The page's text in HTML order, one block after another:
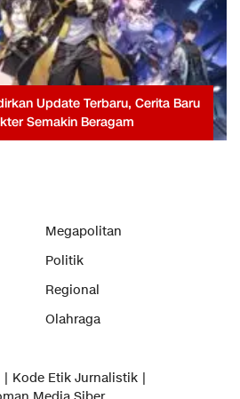
Update Terbaru, Cerita Baru
Semakin Beragam
Megapolitan
Politik
Regional
Olahraga
Kode Etik Jurnalistik